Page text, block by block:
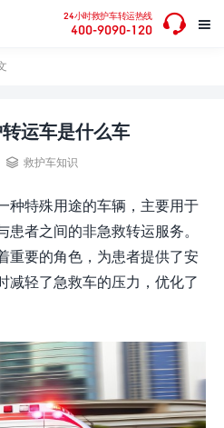

24小时救护车转运热线
400-9090-120 
运车是什么车
 救护车知识
种特殊用途的车辆，主要用于
者之间的非急救转运服务。
重要的角色，为患者提供了安
减轻了急救车的压力，优化了